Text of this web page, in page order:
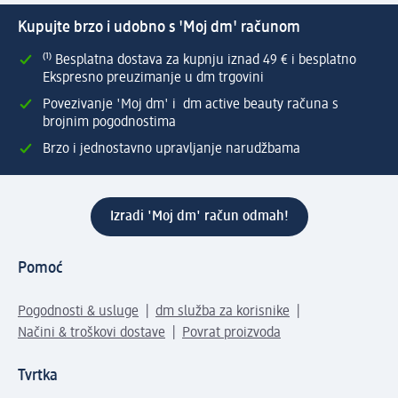
Kupujte brzo i udobno s 'Moj dm' računom
⁽¹⁾ Besplatna dostava za kupnju iznad 49 € i besplatno
Ekspresno preuzimanje u dm trgovini
Povezivanje 'Moj dm' i dm active beauty računa s
brojnim pogodnostima
Brzo i jednostavno upravljanje narudžbama
Izradi 'Moj dm' račun odmah!
Pomoć
Pogodnosti & usluge
dm služba za korisnike
Načini & troškovi dostave
Povrat proizvoda
Tvrtka